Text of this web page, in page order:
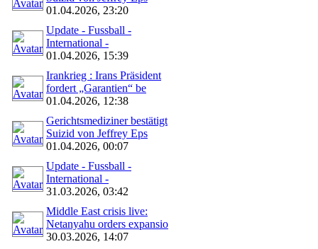
01.04.2026, 23:20
Update - Fussball -
International -
01.04.2026, 15:39
Irankrieg : Irans Präsident
fordert „Garantien“ be
01.04.2026, 12:38
Gerichtsmediziner bestätigt
Suizid von Jeffrey Eps
01.04.2026, 00:07
Update - Fussball -
International -
31.03.2026, 03:42
Middle East crisis live:
Netanyahu orders expansio
30.03.2026, 14:07